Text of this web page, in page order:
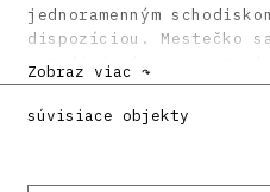
jednoramenným
dispozíciou. Mestečko
rozvíjať aj na severnej
trate, k tomu však
zostala len odľahlá a
Zobraz viac ↷
súvisiace objekty